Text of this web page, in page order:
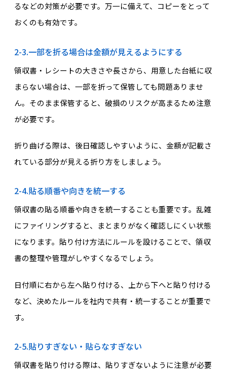
るなどの対策が必要です。万一に備えて、コピーをとって
おくのも有効です。
2-3.一部を折る場合は金額が見えるようにする
領収書・レシートの大きさや長さから、用意した台紙に収
まらない場合は、一部を折って保管しても問題ありませ
ん。そのまま保管すると、破損のリスクが高まるため注意
が必要です。
折り曲げる際は、後日確認しやすいように、金額が記載さ
れている部分が見える折り方をしましょう。
2-4.貼る順番や向きを統一する
領収書の貼る順番や向きを統一することも重要です。乱雑
にファイリングすると、まとまりがなく確認しにくい状態
になります。貼り付け方法にルールを設けることで、領収
書の整理や管理がしやすくなるでしょう。
日付順に右から左へ貼り付ける、上から下へと貼り付ける
など、決めたルールを社内で共有・統一することが重要で
す。
2-5.貼りすぎない・貼らなすぎない
領収書を貼り付ける際は、貼りすぎないように注意が必要